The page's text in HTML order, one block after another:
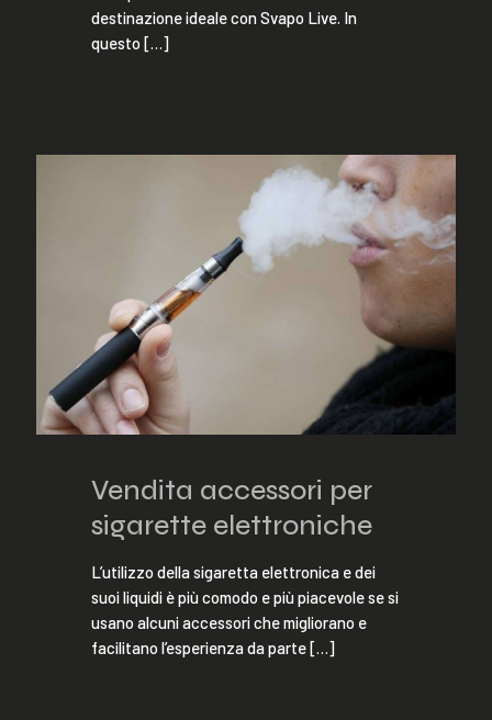
destinazione ideale con Svapo Live. In
questo […]
Vendita accessori per
sigarette elettroniche
L’utilizzo della sigaretta elettronica e dei
suoi liquidi è più comodo e più piacevole se si
usano alcuni accessori che migliorano e
facilitano l’esperienza da parte[…]